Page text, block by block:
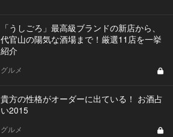
「うしごろ」最高級ブランドの新店から、
代官山の陽気な酒場まで！厳選11店を一挙
紹介
グルメ
貴方の性格がオーダーに出ている！ お酒占
い2015
グルメ